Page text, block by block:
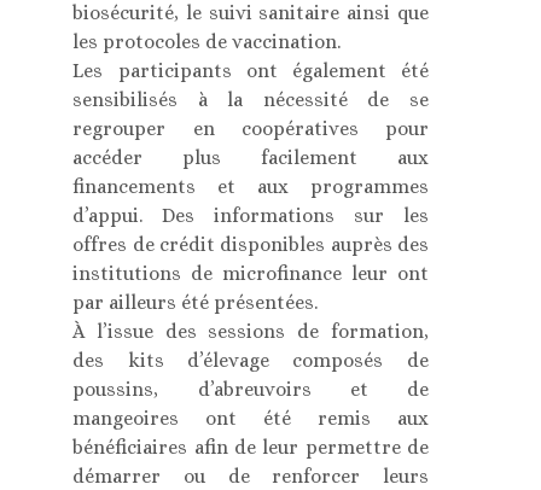
biosécurité, le suivi sanitaire ainsi que
les protocoles de vaccination.
Les participants ont également été
sensibilisés à la nécessité de se
regrouper en coopératives pour
accéder plus facilement aux
financements et aux programmes
d’appui. Des informations sur les
offres de crédit disponibles auprès des
institutions de microfinance leur ont
par ailleurs été présentées.
À l’issue des sessions de formation,
des kits d’élevage composés de
poussins, d’abreuvoirs et de
mangeoires ont été remis aux
bénéficiaires afin de leur permettre de
démarrer ou de renforcer leurs